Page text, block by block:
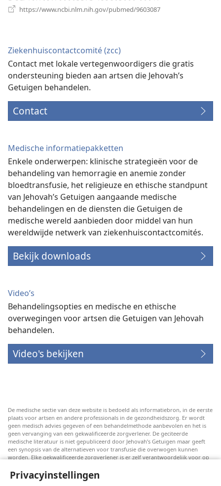
Privacyinstellingen
https://www.ncbi.nlm.nih.gov/pubmed/9603087
Ziekenhuiscontactcomité (zcc)
Contact met lokale vertegenwoordigers die gratis
ondersteuning bieden aan artsen die Jehovah’s
Getuigen behandelen.
Contact
Medische informatiepakketten
Enkele onderwerpen: klinische strategieën voor de
behandeling van hemorragie en anemie zonder
bloedtransfusie, het religieuze en ethische standpunt
van Jehovah’s Getuigen aangaande medische
behandelingen en de diensten die Getuigen de
medische wereld aanbieden door middel van hun
wereldwijde netwerk van ziekenhuiscontactcomités.
Bekijk downloads
Video’s
Behandelingsopties en medische en ethische
overwegingen voor artsen die Getuigen van Jehovah
behandelen.
Video's bekijken
De medische sectie van deze website is bedoeld als informatiebron, in de eerste
plaats voor artsen en andere professionals in de gezondheidszorg. Er wordt
geen medisch advies gegeven of een behandelmethode aanbevolen en het is
geen vervanging van een gekwalificeerde zorgverlener. De geciteerde
medische literatuur is niet gepubliceerd door Jehovah’s Getuigen maar geeft
een synopsis van de alternatieven voor transfusie die overwogen kunnen
worden. Elke gekwalificeerde zorgverlener is er zelf verantwoordelijk voor op
bespreken en patiënten te helpen om keuzes te maken die passen bij hun
medische conditie en overeenstemmen met hun wensen, normen en waarden